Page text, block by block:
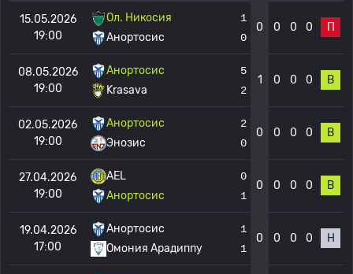
15.05.2026
19:00
Ол. Никосия
Анортосис
1
0
0 0 0 0 П
08.05.2026
19:00
Анортосис
Krasava
5
2
1 0 0 0 В
02.05.2026
19:00
Анортосис
Энозис
2
0
0 0 0 0 В
27.04.2026
19:00
AEL
Анортосис
0
1
0 0 0 0 В
19.04.2026
17:00
Анортосис
Омония Арадиппу
1
1
0 0 0 0 Н